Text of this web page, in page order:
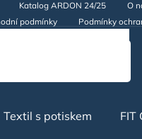
Katalog ARDON 24/25 O
podmínky Podmínky
Textil s potiskem FIT